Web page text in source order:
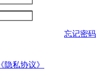
忘记密码
《隐私协议》